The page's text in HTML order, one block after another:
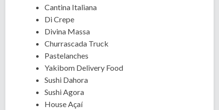
Cantina Italiana
Di Crepe
Divina Massa
Churrascada Truck
Pastelanches
Yakibom Delivery Food
Sushi Dahora
Sushi Agora
House Açaí